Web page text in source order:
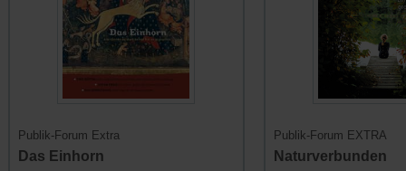
Publik-Forum Extra
Das Einhorn
Publik-Forum EXTRA
Naturverbunden